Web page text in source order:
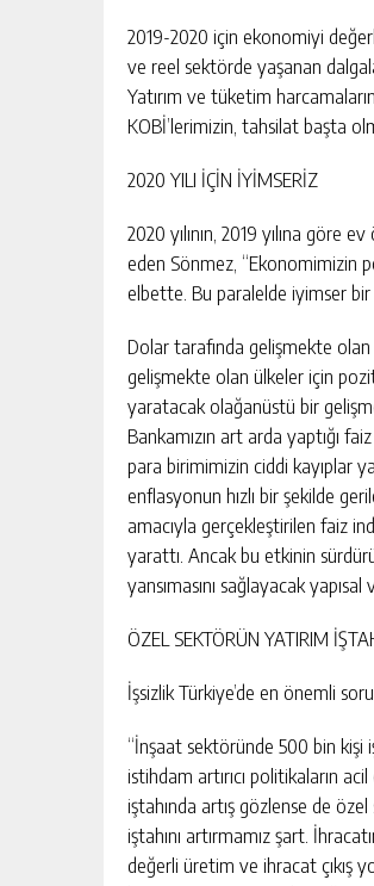
2019-2020 için ekonomiyi
ve reel sektörde yaşanan
Yatırım ve tüketim
KOBİ’lerimizin, tahsilat başta
2020 YILI İÇİN İYİMSERİZ
2020 yılının, 2019 yılına göre
eden Sönmez, “Ekonomimizin
elbette. Bu paralelde iyimser
Dolar tarafında gelişmekte
gelişmekte olan ülkeler için
yaratacak olağanüstü bir
Bankamızın art arda yaptığı
para birimimizin ciddi kayıplar
enflasyonun hızlı bir şekilde
amacıyla gerçekleştirilen faiz
yarattı. Ancak bu etkinin
yansımasını sağlayacak
ÖZEL SEKTÖRÜN YATIRIM
İşsizlik Türkiye’de en önemli
“İnşaat sektöründe 500 bin kişi
istihdam artırıcı politikaların
iştahında artış gözlense de
iştahını artırmamız şart.
değerli üretim ve ihracat çıkış